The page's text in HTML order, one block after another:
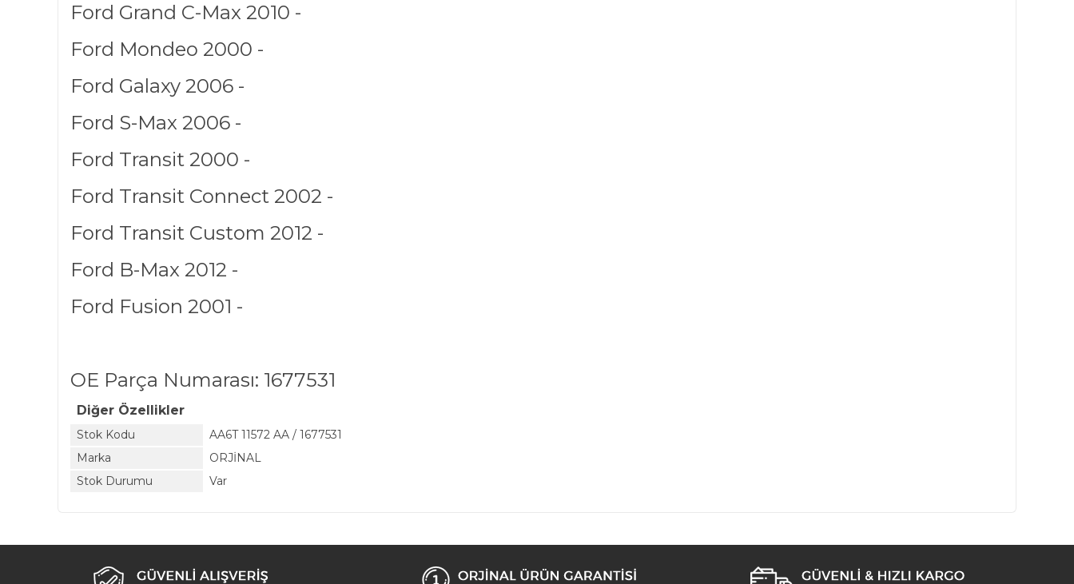
Ford Grand C-Max 2010 -
Ford Mondeo 2000 -
Ford Galaxy 2006 -
Ford S-Max 2006 -
Ford Transit 2000 -
Ford Transit Connect 2002 -
Ford Transit Custom 2012 -
Ford B-Max 2012 -
Ford Fusion 2001 -
OE Parça Numarası: 1677531
Diğer Özellikler
Stok Kodu
AA6T 11572 AA / 1677531
Marka
ORJİNAL
Stok Durumu
Var